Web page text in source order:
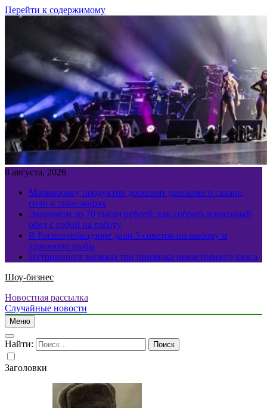
Перейти к содержимому
8 августа, 2026
Маркировку продуктов дополнят данными о сахаре,
соли и трансжирах
Экономим до 70 тысяч рублей: как собрать идеальный
обед с собой на работу
В Роспотребнадзоре дали 5 советов по выбору и
хранению рыбы
Нутрициолог назвала три признака ненастоящего кваса
Шоу-бизнес
Новостная рассылка
Случайные новости
Меню
Найти:
Заголовки